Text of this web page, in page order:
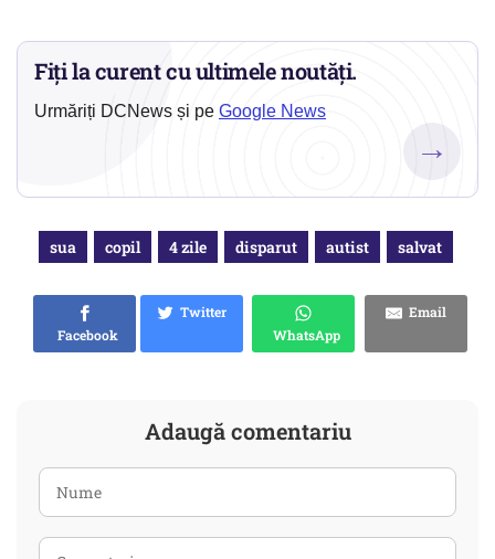
Fiți la curent cu ultimele noutăți.
Urmăriți DCNews și pe Google News
→
sua copil 4 zile disparut autist salvat
Facebook
Twitter
WhatsApp
Email
Adaugă comentariu